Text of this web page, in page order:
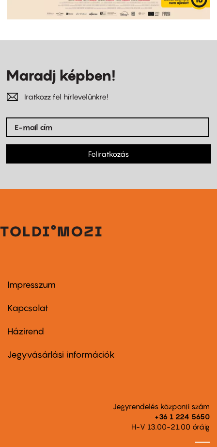
Maradj képben!
Iratkozz fel hírlevelünkre!
Feliratkozás
Footer
first
Impresszum
Kapcsolat
Footer
second
Házirend
Jegyvásárlási információk
Jegyrendelés központi szám
+36 1 224 5650
H-V 13.00-21.00 óráig